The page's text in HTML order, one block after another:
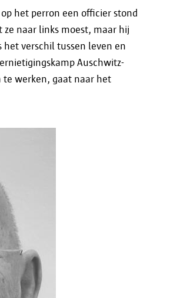
het perron een officier stond
ze naar links moest, maar hij
het verschil tussen leven en
Auschwitz-
te werken, gaat naar het
je persoonsgegevens zoals omschreven
voor de gegevensbescherming